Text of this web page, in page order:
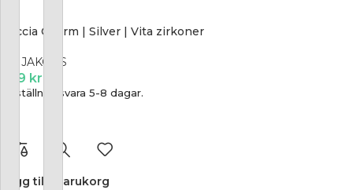
Goccia Charm | Silver | Vita zirkoner
SIF JAKOBS
899 kr
Beställningsvara 5-8 dagar.
Lägg till i varukorg